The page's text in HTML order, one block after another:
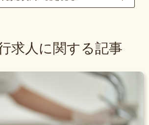
求人に関する記事